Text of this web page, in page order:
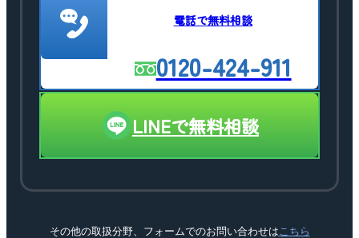
電話で無料相談
0120-424-911
LINEで無料相談
その他の取扱分野、フォームでのお問い合わせは こちら